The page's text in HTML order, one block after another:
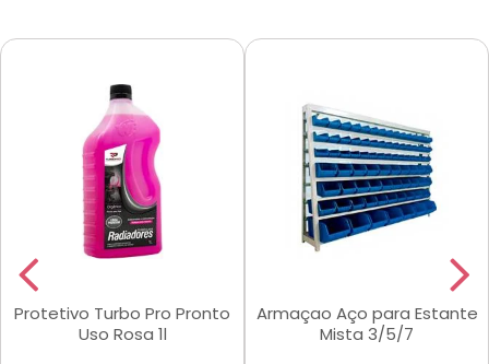
Protetivo Turbo Pro Pronto
Uso Rosa 1l
Armaçao Aço para Estante
Mista 3/5/7